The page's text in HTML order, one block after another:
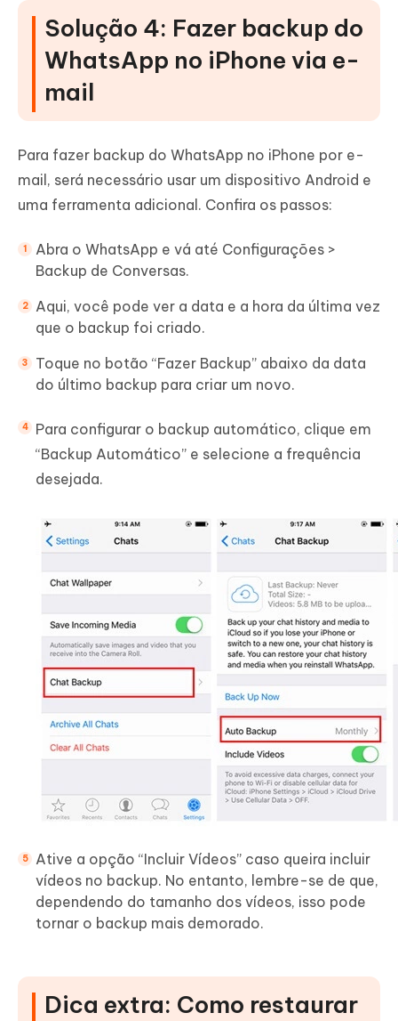
Solução 4: Fazer backup do
WhatsApp no iPhone via e-
mail
Para fazer backup do WhatsApp no iPhone por e-
mail, será necessário usar um dispositivo Android e
uma ferramenta adicional. Confira os passos:
Abra o WhatsApp e vá até Configurações >
Backup de Conversas.
Aqui, você pode ver a data e a hora da última vez
que o backup foi criado.
Toque no botão “Fazer Backup” abaixo da data
do último backup para criar um novo.
Para configurar o backup automático, clique em
“Backup Automático” e selecione a frequência
desejada.
Ative a opção “Incluir Vídeos” caso queira incluir
vídeos no backup. No entanto, lembre-se de que,
dependendo do tamanho dos vídeos, isso pode
tornar o backup mais demorado.
Dica extra: Como restaurar